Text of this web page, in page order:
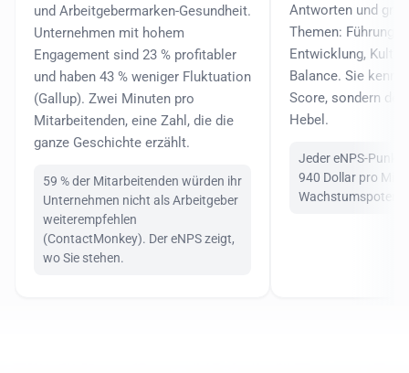
und Arbeitgebermarken-Gesundheit.
Unternehmen mit hohem
Engagement sind 23 % profitabler
und haben 43 % weniger Fluktuation
(Gallup). Zwei Minuten pro
Mitarbeitenden, eine Zahl, die die
ganze Geschichte erzählt.
59 % der Mitarbeitenden würden ihr
Unternehmen nicht als Arbeitgeber
weiterempfehlen
(ContactMonkey). Der eNPS zeigt,
wo Sie stehen.
Antworten und
Themen: Führung,
Entwicklung,
Balance. Sie
Score, sondern
Hebel.
Jeder eNPS-Punkt
940 Dollar pro